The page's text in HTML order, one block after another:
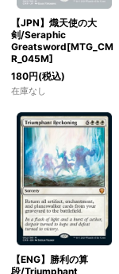
【JPN】熾天使の大
剣/Seraphic
Greatsword[MTG_CM
R_045M]
180円(税込)
在庫なし
【ENG】勝利の算
段/Triumphant